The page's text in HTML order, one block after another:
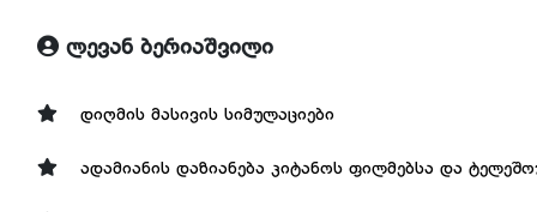
ლევან ბერიაშვილი
დიღმის მასივის სიმულაციები
ადამიანის დაზიანება კიტანოს ფილმებსა და